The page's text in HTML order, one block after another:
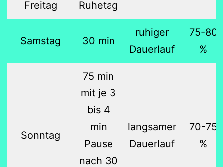
Freitag Ruhetag
Samstag 30 min
ruhiger
Dauerlauf
75-80
%
Sonntag
75 min
mit je 3
bis 4
min
Pause
nach 30
langsamer
Dauerlauf
70-75
%